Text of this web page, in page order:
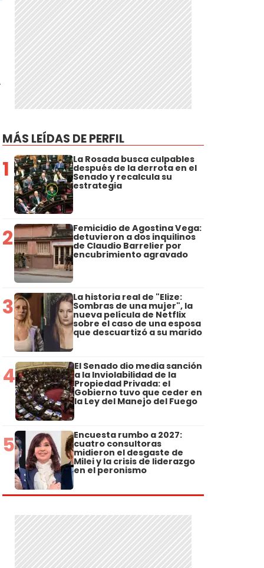
MÁS LEÍDAS DE PERFIL
1 La Rosada busca culpables
después de la derrota en el
Senado y recalcula su
estrategia
2 Femicidio de Agostina Vega:
detuvieron a dos inquilinos
de Claudio Barrelier por
encubrimiento agravado
3 La historia real de "Elize:
Sombras de una mujer", la
nueva película de Netflix
sobre el caso de una esposa
que descuartizó a su marido
4 El Senado dio media sanción
a la Inviolabilidad de la
Propiedad Privada: el
Gobierno tuvo que ceder en
la Ley del Manejo del Fuego
5 Encuesta rumbo a 2027:
cuatro consultoras
midieron el desgaste de
Milei y la crisis de liderazgo
en el peronismo